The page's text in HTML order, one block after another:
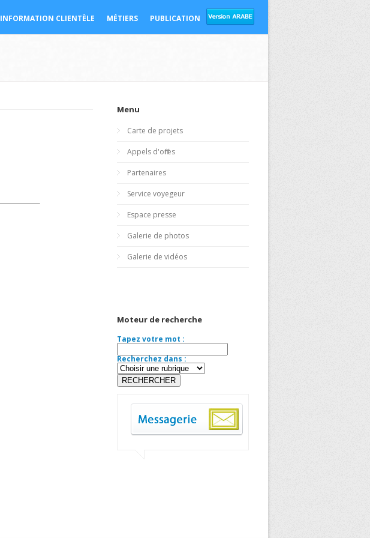
INFORMATION CLIENTÈLE MÉTIERS PUBLICATION
Menu
Carte de projets
Appels d'offres
Partenaires
Service voyegeur
Espace presse
Galerie de photos
Galerie de vidéos
Moteur de recherche
Tapez votre mot :
Recherchez dans :